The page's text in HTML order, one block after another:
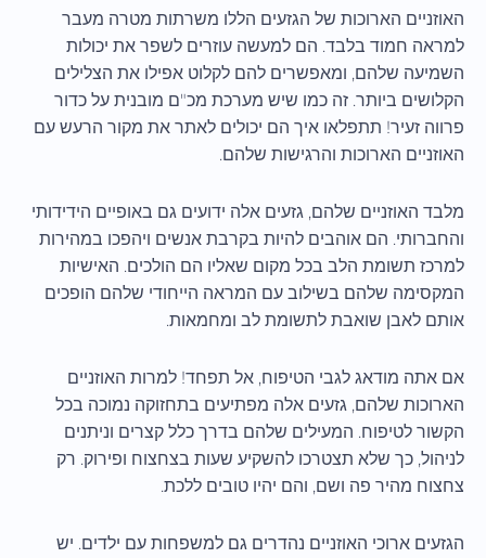
האוזניים הארוכות של הגזעים הללו משרתות מטרה מעבר
למראה חמוד בלבד. הם למעשה עוזרים לשפר את יכולות
השמיעה שלהם, ומאפשרים להם לקלוט אפילו את הצלילים
הקלושים ביותר. זה כמו שיש מערכת מכ"ם מובנית על כדור
פרווה זעיר! תתפלאו איך הם יכולים לאתר את מקור הרעש עם
האוזניים הארוכות והרגישות שלהם.
מלבד האוזניים שלהם, גזעים אלה ידועים גם באופיים הידידותי
והחברותי. הם אוהבים להיות בקרבת אנשים ויהפכו במהירות
למרכז תשומת הלב בכל מקום שאליו הם הולכים. האישיות
המקסימה שלהם בשילוב עם המראה הייחודי שלהם הופכים
אותם לאבן שואבת לתשומת לב ומחמאות.
אם אתה מודאג לגבי הטיפוח, אל תפחד! למרות האוזניים
הארוכות שלהם, גזעים אלה מפתיעים בתחזוקה נמוכה בכל
הקשור לטיפוח. המעילים שלהם בדרך כלל קצרים וניתנים
לניהול, כך שלא תצטרכו להשקיע שעות בצחצוח ופירוק. רק
צחצוח מהיר פה ושם, והם יהיו טובים ללכת.
הגזעים ארוכי האוזניים נהדרים גם למשפחות עם ילדים. יש